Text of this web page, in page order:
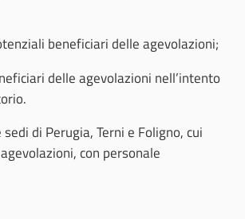
beneficiari delle agevolazioni;
delle agevolazioni nell’intento
di Perugia, Terni e Foligno, cui
con personale